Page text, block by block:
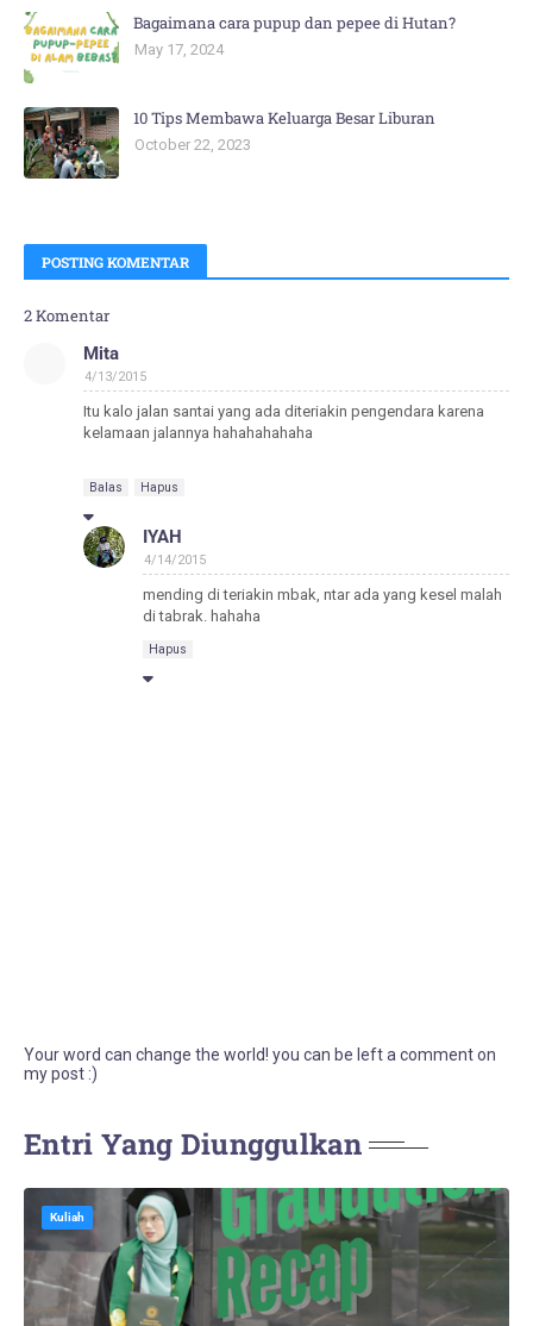
Bagaimana cara pupup dan pepee di Hutan?
May 17, 2024
10 Tips Membawa Keluarga Besar Liburan
October 22, 2023
POSTING KOMENTAR
2 Komentar
Mita
4/13/2015
Itu kalo jalan santai yang ada diteriakin pengendara karena
kelamaan jalannya hahahahahaha
Balas Hapus
IYAH
4/14/2015
mending di teriakin mbak, ntar ada yang kesel malah
di tabrak. hahaha
Hapus
Your word can change the world! you can be left a comment on
my post :)
Entri Yang Diunggulkan
Kuliah